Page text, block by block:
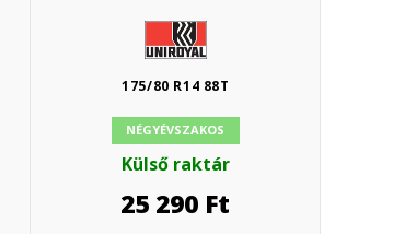
175/80 R14 88T
NÉGYÉVSZAKOS
Külső raktár
25 290 Ft